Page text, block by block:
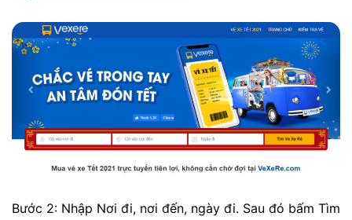
Bước 2: Nhập Nơi đi, nơi đến, ngày đi. Sau đó bấm Tìm